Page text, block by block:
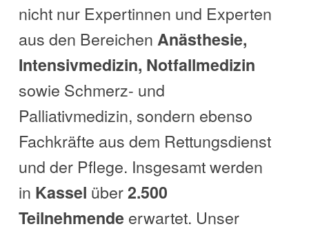
nicht nur Expertinnen und Experten
aus den Bereichen Anästhesie,
Intensivmedizin, Notfallmedizin
sowie Schmerz- und
Palliativmedizin, sondern ebenso
Fachkräfte aus dem Rettungsdienst
und der Pflege. Insgesamt werden
in Kassel über2.500
Teilnehmendeerwartet. Unser